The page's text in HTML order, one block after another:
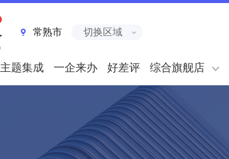
常熟市 切换区域
主题集成 一企来办 好差评 综合旗舰店